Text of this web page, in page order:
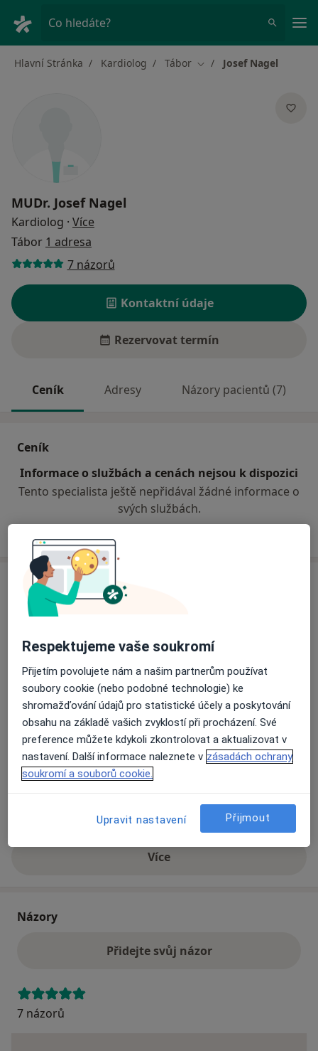
Co hledáte?
Hlavní Stránka Kardiolog Tábor Změna města
Josef Nagel
MUDr. Josef Nagel
Kardiolog · Více
Tábor 1 adresa
7 názorů
Kontaktní údaje
Rezervovat termín
Ceník Adresy Názory pacientů (7)
Ceník
Informace o službách a cenách nejsou k dispozici
Tento specialista ještě nepřidával žádné informace o
svých službách.
Adresa
Kardiologická ambulance
Přiblížit mapuse otevře v nové záložce
Dostupnost
Na této adrese online kalendář není aktivní
Co mám v takové situaci udělat?
Způsoby platby (soukromé návštěvy)
Na teto adrese lékař přijímá pacienty na pojišťovnu
Víceo adrese
Názory
Přidejte svůj názor
7 názorů
Respektujeme vaše soukromí
Přijetím povolujete nám a našim partnerům používat
soubory cookie (nebo podobné technologie) ke
shromažďování údajů pro statistické účely a poskytování
obsahu na základě vašich zvyklostí při procházení. Své
preference můžete kdykoli zkontrolovat a aktualizovat v
nastavení. Další informace naleznete v zásadách ochrany
soukromí a souborů cookie.
Upravit nastavení Přijmout